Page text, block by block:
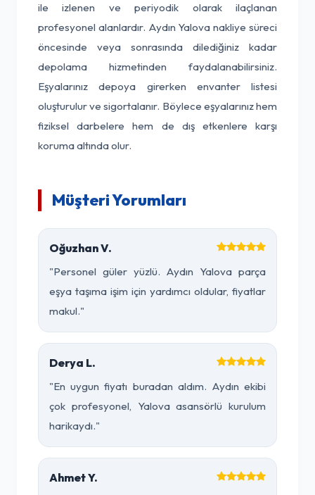
ile izlenen ve periyodik olarak ilaçlanan
profesyonel alanlardır. Aydın Yalova nakliye süreci
öncesinde veya sonrasında dilediğiniz kadar
depolama hizmetinden faydalanabilirsiniz.
Eşyalarınız depoya girerken envanter listesi
oluşturulur ve sigortalanır. Böylece eşyalarınız hem
fiziksel darbelere hem de dış etkenlere karşı
koruma altında olur.
Müşteri Yorumları
Oğuzhan V.
"Personel güler yüzlü. Aydın Yalova parça
eşya taşıma işim için yardımcı oldular, fiyatlar
makul."
Derya L.
"En uygun fiyatı buradan aldım. Aydın ekibi
çok profesyonel, Yalova asansörlü kurulum
harikaydı."
Ahmet Y.